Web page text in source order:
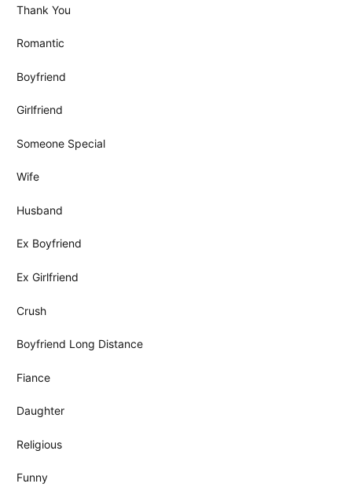
Thank You
Romantic
Boyfriend
Girlfriend
Someone Special
Wife
Husband
Ex Boyfriend
Ex Girlfriend
Crush
Boyfriend Long Distance
Fiance
Daughter
Religious
Funny